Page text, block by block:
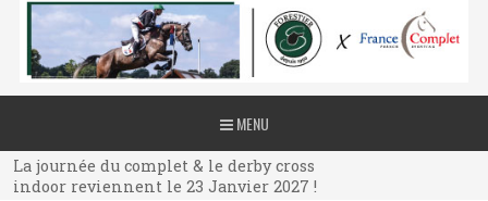
MENU
La journée du complet & le derby cross
indoor reviennent le 23 Janvier 2027 !
La journée du complet & le derby cross
indoor reviennent le 23 Janvier 2027 !